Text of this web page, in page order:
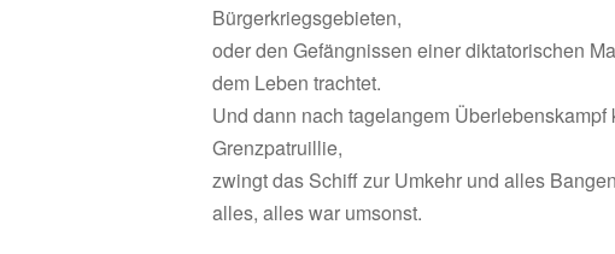
Bürgerkriegsgebieten,
oder den Gefängnissen einer diktatorischen
dem Leben trachtet.
Und dann nach tagelangem Überlebenskampf
Grenzpatruillie,
zwingt das Schiff zur Umkehr und alles
alles, alles war umsonst.